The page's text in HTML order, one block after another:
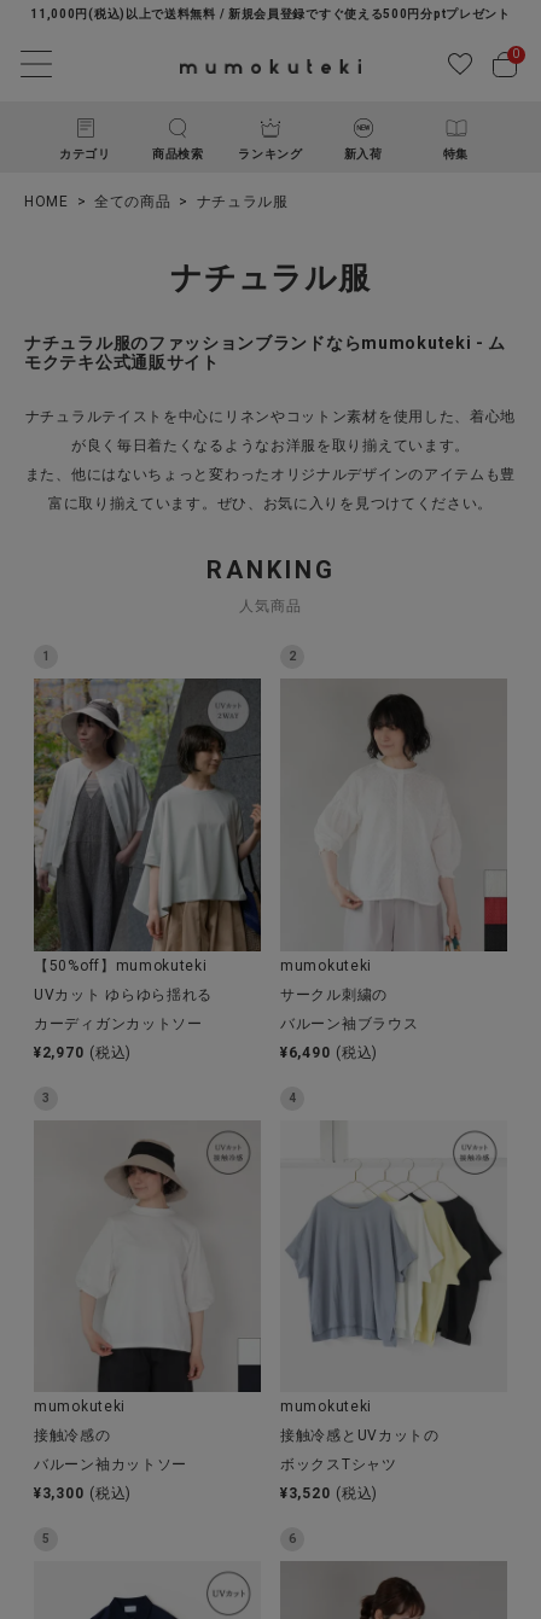
11,000円(税込)以上で送料無料 / 新規会員登録ですぐ使える500円分ptプレゼント
0
カテゴリ 商品検索 ランキング 新入荷 特集
ようこそ ゲスト 様
ログイン 新規会員登録
CATEGORY
ナチュラル服
ファッション雑貨
生活雑貨
ギフト
CONTENTS
お問い合わせ
ショップリスト
HOME 全ての商品 ナチュラル服
ナチュラル服
ナチュラル服のファッションブランドならmumokuteki - ム
モクテキ公式通販サイト
ナチュラルテイストを中心にリネンやコットン素材を使用した、着心地
が良く毎日着たくなるようなお洋服を取り揃えています。
また、他にはないちょっと変わったオリジナルデザインのアイテムも豊
富に取り揃えています。ぜひ、お気に入りを見つけてください。
RANKING
人気商品
1
【50%off】mumokuteki
UVカット ゆらゆら揺れる
カーディガンカットソー
¥2,970 (税込)
2
mumokuteki
サークル刺繍の
バルーン袖ブラウス
¥6,490 (税込)
3
mumokuteki
接触冷感の
バルーン袖カットソー
¥3,300 (税込)
4
mumokuteki
接触冷感とUVカットの
ボックスTシャツ
¥3,520 (税込)
5 6